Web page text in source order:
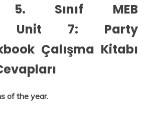
5. Sınıf MEB
Unit 7: Party
Çalışma Kitabı
of the year.